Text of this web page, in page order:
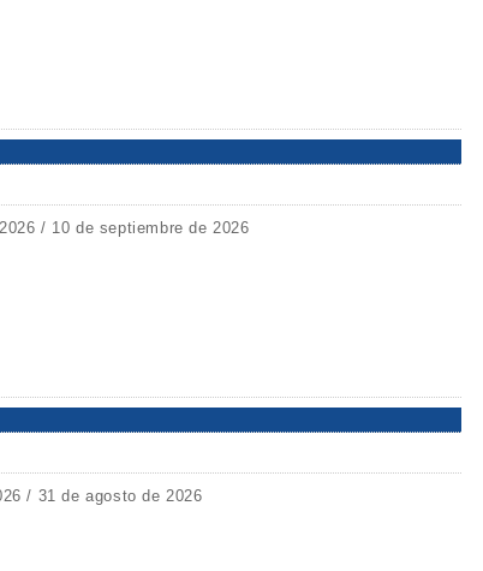
/ 10 de septiembre de 2026
/ 31 de agosto de 2026